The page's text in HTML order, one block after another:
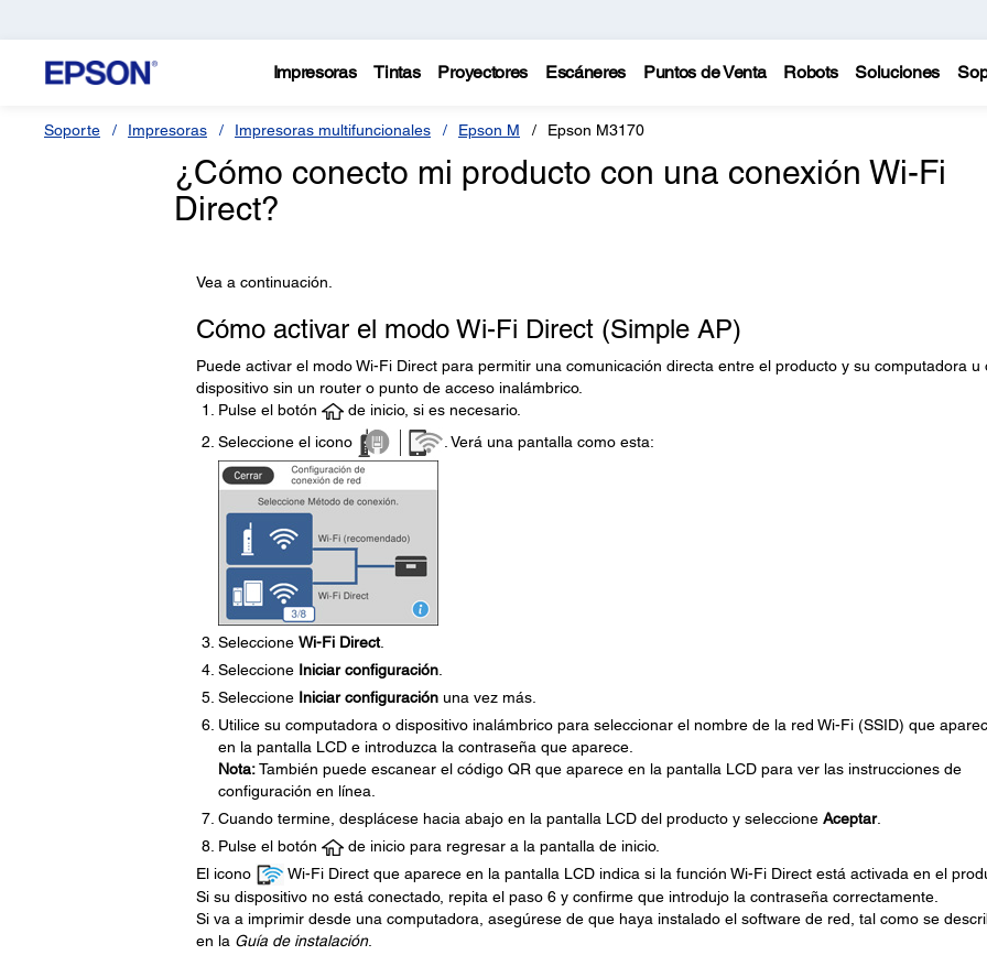
Impresoras Tintas Proyectores Escáneres Puntos de Venta Robots Soluciones
Soporte Impresoras Impresoras multifuncionales Epson M Epson M3170
¿Cómo conecto mi producto con una conexión Wi-Fi
Direct?
Vea a continuación.
Cómo activar el modo Wi-Fi Direct (Simple AP)
Puede activar el modo Wi-Fi Direct para permitir una comunicación directa entre el producto y su computadora u
dispositivo sin un router o punto de acceso inalámbrico.
Pulse el botón
de inicio, si es necesario.
Seleccione el icono
. Verá una pantalla como esta:
Seleccione Wi-Fi Direct.
Seleccione Iniciar configuración.
Seleccione Iniciar configuraciónuna vez más.
Utilice su computadora o dispositivo inalámbrico para seleccionar el nombre de la red Wi-Fi (SSID) que
en la pantalla LCD e introduzca la contraseña que aparece.
Nota:También puede escanear el código QR que aparece en la pantalla LCD para ver las instrucciones de
configuración en línea.
Cuando termine, desplácese hacia abajo en la pantalla LCD del producto y seleccione Aceptar.
Pulse el botón
de inicio para regresar a la pantalla de inicio.
El icono
Wi-Fi Direct que aparece en la pantalla LCD indica si la función Wi-Fi Direct está activada en el
Si su dispositivo no está conectado, repita el paso 6 y confirme que introdujo la contraseña correctamente.
Si va a imprimir desde una computadora, asegúrese de que haya instalado el software de red, tal como se
en la Guía de instalación.